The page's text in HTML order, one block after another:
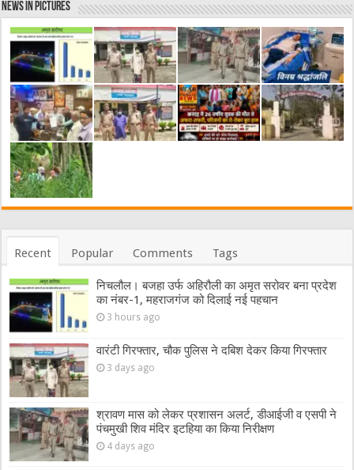
News in Pictures
Recent Popular Comments Tags
निचलौल। बजहा उर्फ अहिरौली का अमृत सरोवर बना प्रदेश
का नंबर-1, महराजगंज को दिलाई नई पहचान
3 hours ago
वारंटी गिरफ्तार, चौक पुलिस ने दबिश देकर किया गिरफ्तार
3 days ago
श्रावण मास को लेकर प्रशासन अलर्ट, डीआईजी व एसपी ने
पंचमुखी शिव मंदिर इटहिया का किया निरीक्षण
4 days ago